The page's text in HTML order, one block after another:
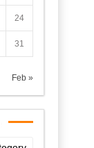
24
31
« Feb